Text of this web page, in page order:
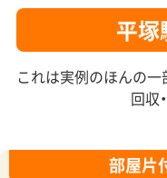
平塚
これは実例のほんの
回収
部屋片